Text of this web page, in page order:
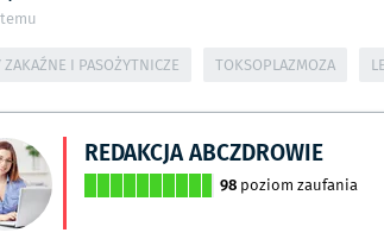
ZAKAŹNE I PASOŻYTNICZE TOKSOPLAZMOZA
REDAKCJA ABCZDROWIE
98 poziom zaufania